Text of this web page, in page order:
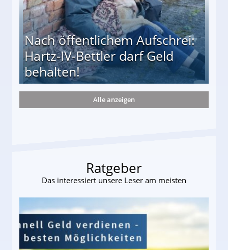
Nach öffentlichem Aufschrei:
Hartz-IV-Bettler darf Geld
behalten!
darf Geld behalten!
Alle anzeigen
Ratgeber
Das interessiert unsere Leser am meisten